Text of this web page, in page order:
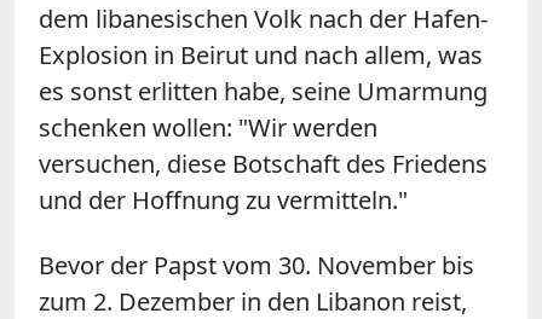
dem libanesischen Volk nach der Hafen-
Explosion in Beirut und nach allem, was
es sonst erlitten habe, seine Umarmung
schenken wollen: "Wir werden
versuchen, diese Botschaft des Friedens
und der Hoffnung zu vermitteln."
Bevor der Papst vom 30. November bis
zum 2. Dezember in den Libanon reist,